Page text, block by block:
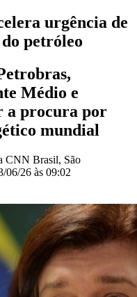
urgência de
petróleo
Médio e
a procura por
mundial
CNN Brasil, São
06/26 às 09:02